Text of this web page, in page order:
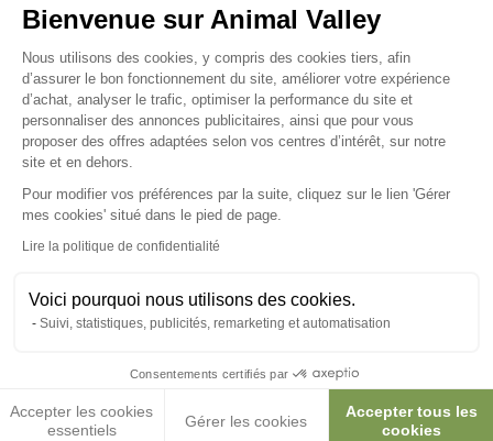
Bienvenue sur Animal Valley
Plateforme de Gestion du
Nous utilisons des cookies, y compris des cookies tiers, afin
d’assurer le bon fonctionnement du site, améliorer votre expérience
d’achat, analyser le trafic, optimiser la performance du site et
personnaliser des annonces publicitaires, ainsi que pour vous
proposer des offres adaptées selon vos centres d’intérêt, sur notre
site et en dehors.
Pour modifier vos préférences par la suite, cliquez sur le lien 'Gérer
mes cookies' situé dans le pied de page.
Lire la politique de confidentialité
Voici pourquoi nous utilisons des cookies.
Suivi, statistiques, publicités, remarketing et automatisation
Consentements certifiés par
Accepter les cookies
essentiels
Gérer les cookies
Accepter tous les
cookies
Axeptio consent
Ces produits peuvent vous